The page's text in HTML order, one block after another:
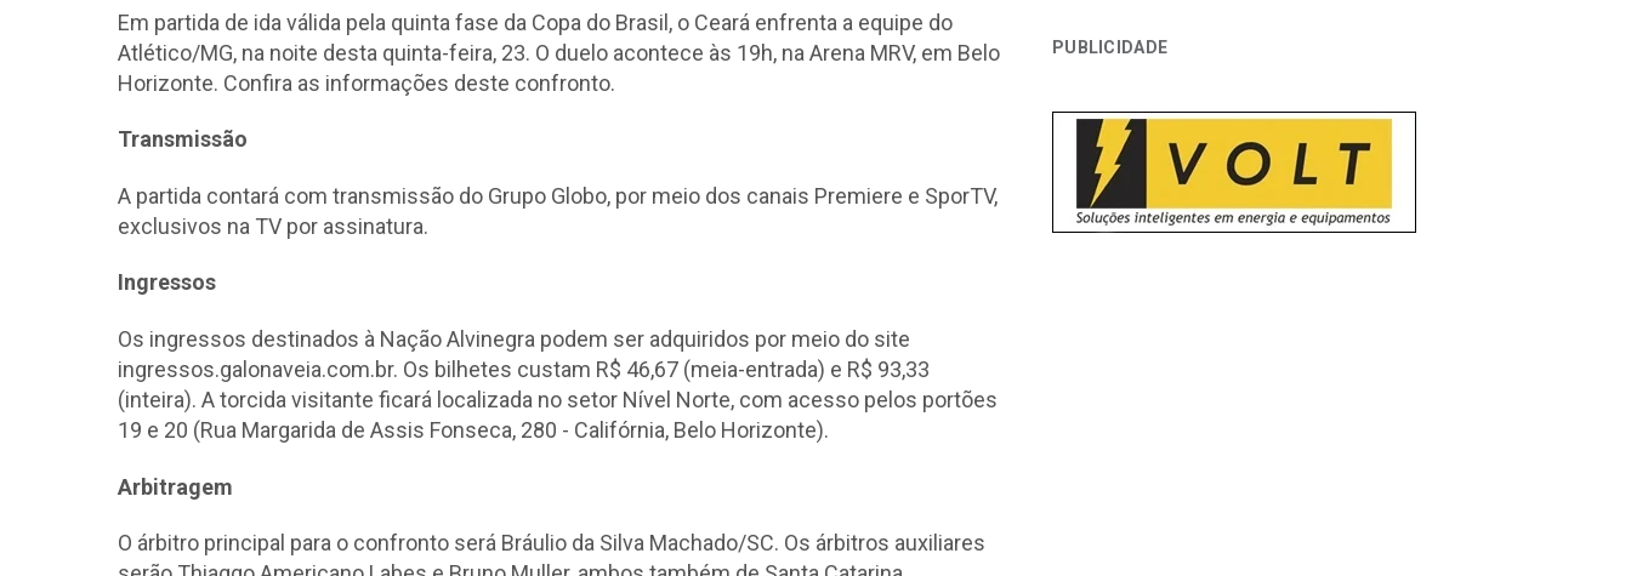
Em partida de ida válida pela quinta fase da Copa do Brasil, o Ceará enfrenta a equipe do
Atlético/MG, na noite desta quinta-feira, 23. O duelo acontece às 19h, na Arena MRV, em Belo
Horizonte. Confira as informações deste confronto.
Transmissão
A partida contará com transmissão do Grupo Globo, por meio dos canais Premiere e SporTV,
exclusivos na TV por assinatura.
Ingressos
Os ingressos destinados à Nação Alvinegra podem ser adquiridos por meio do site
ingressos.galonaveia.com.br. Os bilhetes custam R$ 46,67 (meia-entrada) e R$ 93,33
(inteira). A torcida visitante ficará localizada no setor Nível Norte, com acesso pelos portões
19 e 20 (Rua Margarida de Assis Fonseca, 280 - Califórnia, Belo Horizonte).
Arbitragem
O árbitro principal para o confronto será Bráulio da Silva Machado/SC. Os árbitros auxiliares
PUBLICIDADE